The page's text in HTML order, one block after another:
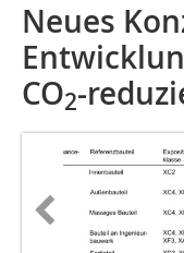
Neues
CO2-